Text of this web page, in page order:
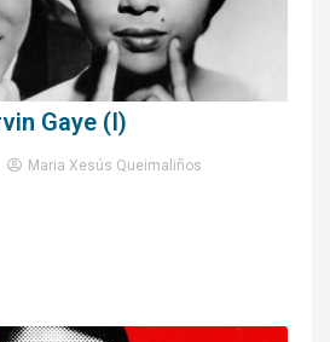
Gaye (I)
Maria Xesús Queimaliños